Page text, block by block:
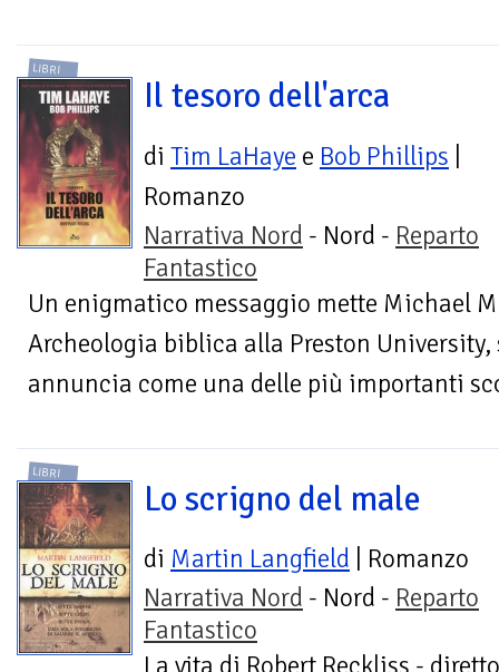
LIBRI
Il tesoro dell'arca
di Tim LaHaye e Bob Phillips
Romanzo
Narrativa Nord - Nord - Reparto
Fantastico
Un enigmatico messaggio mette Michael
Archeologia biblica alla Preston
annuncia come una delle più importanti
LIBRI
Lo scrigno del male
di Martin Langfield | Romanzo
Narrativa Nord - Nord - Reparto
Fantastico